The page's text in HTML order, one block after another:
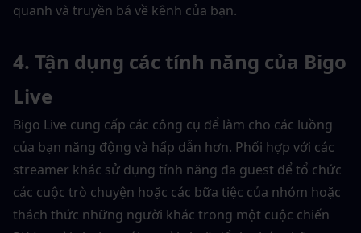
quanh và truyền bá về kênh của bạn.
4. Tận dụng các tính năng của Bigo
Live
Bigo Live cung cấp các công cụ để làm cho các luồng
của bạn năng động và hấp dẫn hơn. Phối hợp với các
streamer khác sử dụng tính năng đa guest để tổ chức
các cuộc trò chuyện hoặc các bữa tiệc của nhóm hoặc
thách thức những người khác trong một cuộc chiến